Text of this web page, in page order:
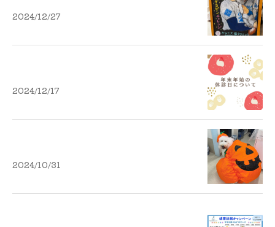
2024/12/27
2024/12/17
2024/10/31